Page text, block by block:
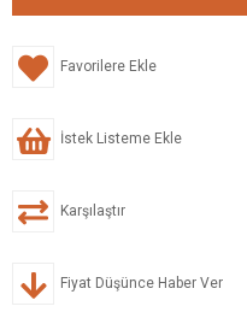
Favorilere Ekle
İstek Listeme Ekle
Karşılaştır
Fiyat Düşünce Haber Ver